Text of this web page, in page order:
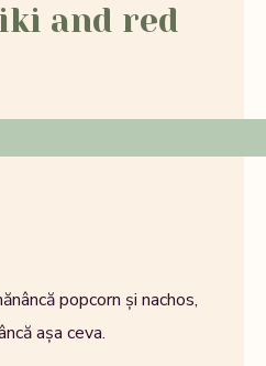
and red
popcorn și nachos,
așa ceva.